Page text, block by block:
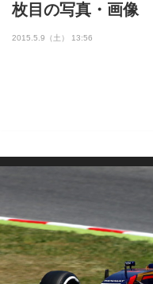
枚目の写真・画像
2015.5.9（土） 13:56